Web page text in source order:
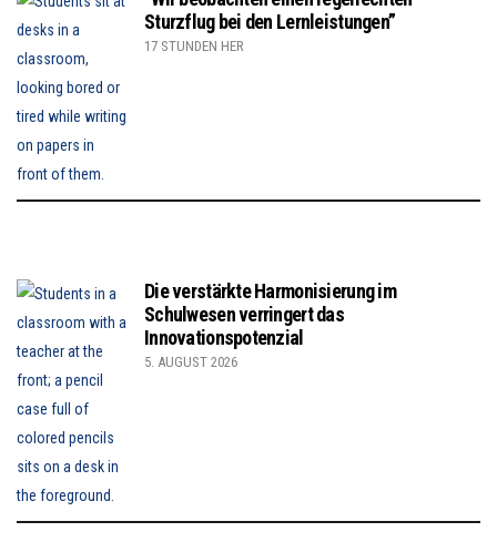
Sturzflug bei den Lernleistungen”
17 STUNDEN HER
Die verstärkte Harmonisierung im
Schulwesen verringert das
Innovationspotenzial
5. AUGUST 2026